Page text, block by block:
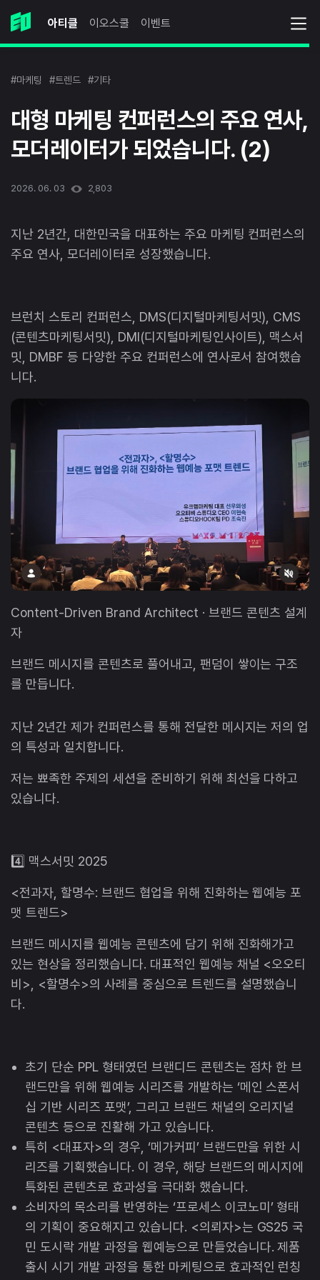
아티클 이오스쿨 이벤트
#마케팅 #트렌드 #기타
대형 마케팅 컨퍼런스의 주요 연사,
모더레이터가 되었습니다. (2)
2026. 06. 03 2,803
지난 2년간, 대한민국을 대표하는 주요 마케팅 컨퍼런스의
주요 연사, 모더레이터로 성장했습니다.
브런치 스토리 컨퍼런스, DMS(디지털마케팅서밋), CMS
(콘텐츠마케팅서밋), DMI(디지털마케팅인사이트), 맥스서
밋, DMBF 등 다양한 주요 컨퍼런스에 연사로서 참여했습
니다.
Content-Driven Brand Architect · 브랜드 콘텐츠 설계
자
브랜드 메시지를 콘텐츠로 풀어내고, 팬덤이 쌓이는 구조
를 만듭니다.
지난 2년간 제가 컨퍼런스를 통해 전달한 메시지는 저의 업
의 특성과 일치합니다.
저는 뾰족한 주제의 세션을 준비하기 위해 최선을 다하고
있습니다.
4️⃣ 맥스서밋 2025
<전과자, 할명수: 브랜드 협업을 위해 진화하는 웹예능 포
맷 트렌드>
브랜드 메시지를 웹예능 콘텐츠에 담기 위해 진화해가고
있는 현상을 정리했습니다. 대표적인 웹예능 채널 <오오티
비>, <할명수>의 사례를 중심으로 트렌드를 설명했습니
다.
초기 단순 PPL 형태였던 브랜디드 콘텐츠는 점차 한 브
랜드만을 위해 웹예능 시리즈를 개발하는 ‘메인 스폰서
십 기반 시리즈 포맷’, 그리고 브랜드 채널의 오리지널
콘텐츠 등으로 진활해 가고 있습니다.
특히 <대표자>의 경우, ‘메가커피’ 브랜드만을 위한 시
리즈를 기획했습니다. 이 경우, 해당 브랜드의 메시지에
특화된 콘텐츠로 효과성을 극대화 했습니다.
소비자의 목소리를 반영하는 ‘프로세스 이코노미’ 형태
의 기획이 중요해지고 있습니다. <의뢰자>는 GS25 국
민 도시락 개발 과정을 웹예능으로 만들었습니다. 제품
출시 시기 개발 과정을 통한 마케팅으로 효과적인 런칭